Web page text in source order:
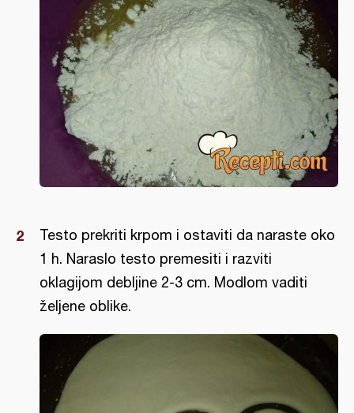
Testo prekriti krpom i ostaviti da naraste oko
1 h. Naraslo testo premesiti i razviti
oklagijom debljine 2-3 cm. Modlom vaditi
željene oblike.